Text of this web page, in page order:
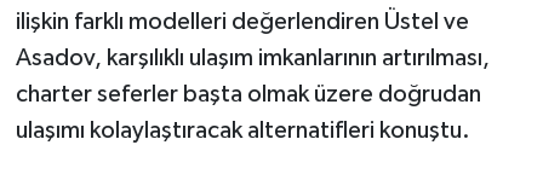
ilişkin farklı modelleri değerlendiren Üstel ve
Asadov, karşılıklı ulaşım imkanlarının artırılması,
charter seferler başta olmak üzere doğrudan
ulaşımı kolaylaştıracak alternatifleri konuştu.